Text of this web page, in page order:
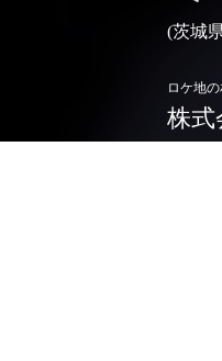
(茨城
ロケ地
株式